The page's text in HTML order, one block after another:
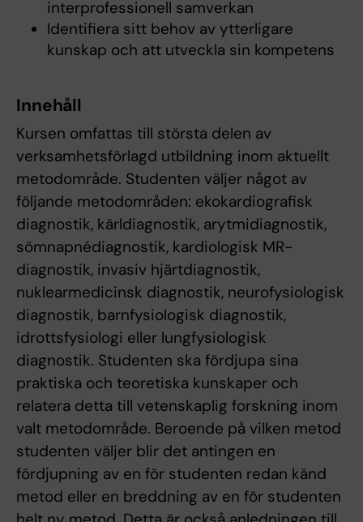
interprofessionell samverkan
Identifiera sitt behov av ytterligare
kunskap och att utveckla sin kompetens
Innehåll
Kursen omfattas till största delen av
verksamhetsförlagd utbildning inom aktuellt
metodområde. Studenten väljer något av
följande metodområden: ekokardiografisk
diagnostik, kärldiagnostik, arytmidiagnostik,
sömnapnédiagnostik, kardiologisk MR-
diagnostik, invasiv hjärtdiagnostik,
nuklearmedicinsk diagnostik, neurofysiologisk
diagnostik, barnfysiologisk diagnostik,
idrottsfysiologi eller lungfysiologisk
diagnostik. Studenten ska fördjupa sina
praktiska och teoretiska kunskaper och
relatera detta till vetenskaplig forskning inom
valt metodområde. Beroende på vilken metod
studenten väljer blir det antingen en
fördjupning av en för studenten redan känd
metod eller en breddning av en för studenten